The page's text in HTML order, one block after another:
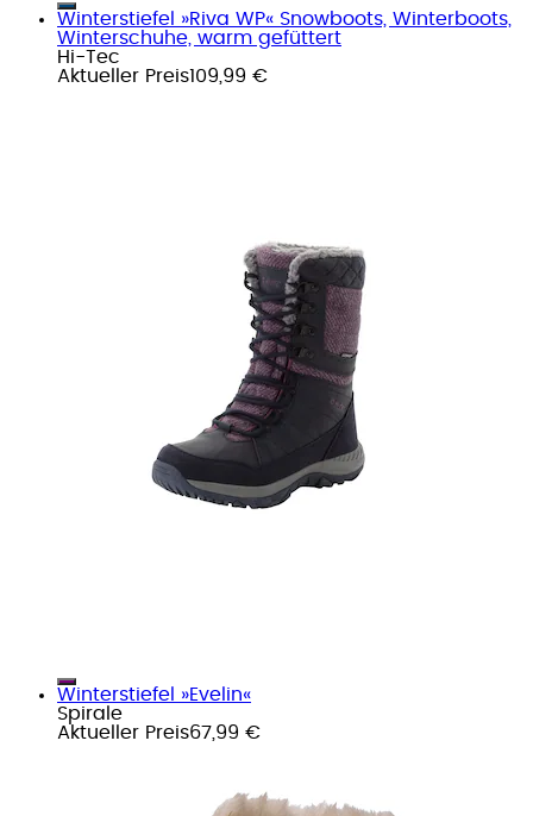
Winterstiefel »Riva WP« Snowboots, Winterboots,
Winterschuhe, warm gefüttert
Hi-Tec
Aktueller Preis109,99 €
Winterstiefel »Evelin«
Spirale
Aktueller Preis67,99 €